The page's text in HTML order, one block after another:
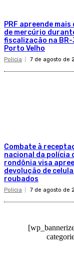
PRF apreende
de mercúrio
fiscalização na BR-
Porto Velho
Policia 7 de agosto de
Combate à
nacional da polícia
rondônia visa
devolução de
roubados
Policia 7 de agosto de